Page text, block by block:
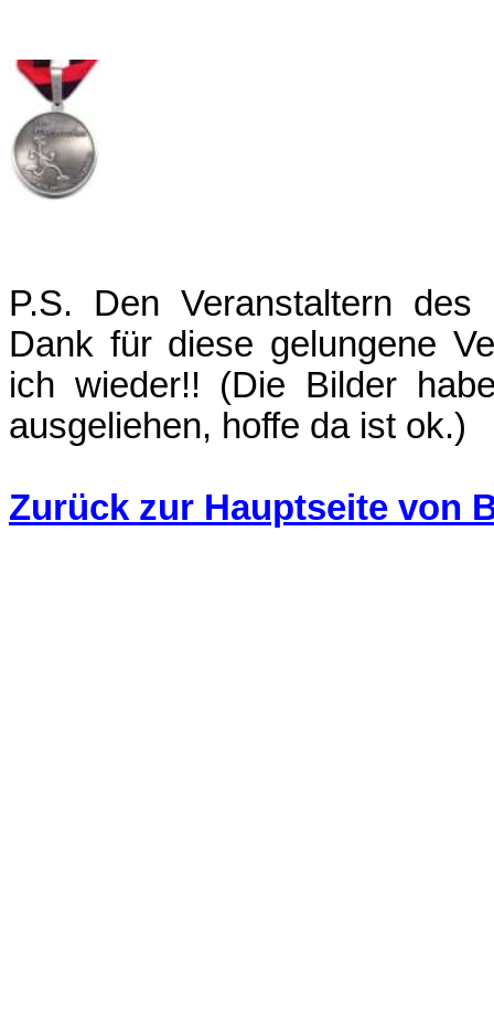
P.S. Den Veranstaltern
Dank für diese gelungene
ich wieder!! (Die Bilder
ausgeliehen, hoffe da ist ok.)
Zurück zur Hauptseite von